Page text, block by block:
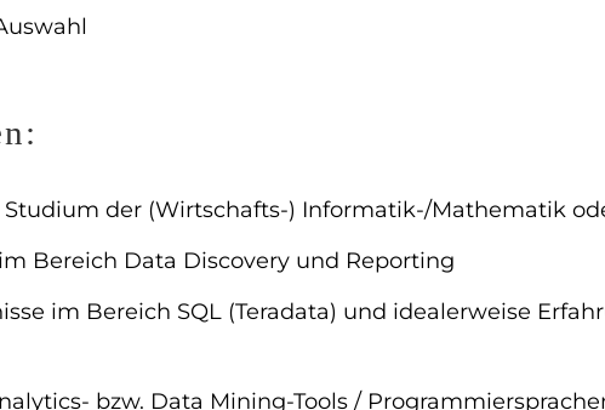
Studium der (Wirtschafts-) Informatik-/Mathematik
Bereich Data Discovery und Reporting
im Bereich SQL (Teradata) und idealerweise
bzw. Data Mining-Tools /